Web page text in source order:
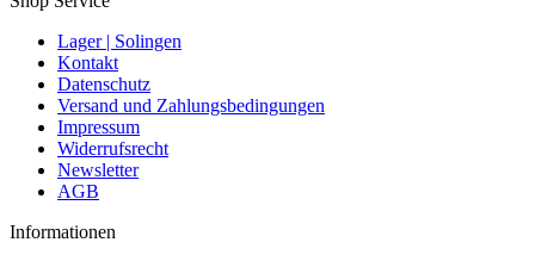
Lager | Solingen
Kontakt
Datenschutz
Versand und Zahlungsbedingungen
Impressum
Widerrufsrecht
Newsletter
AGB
Informationen